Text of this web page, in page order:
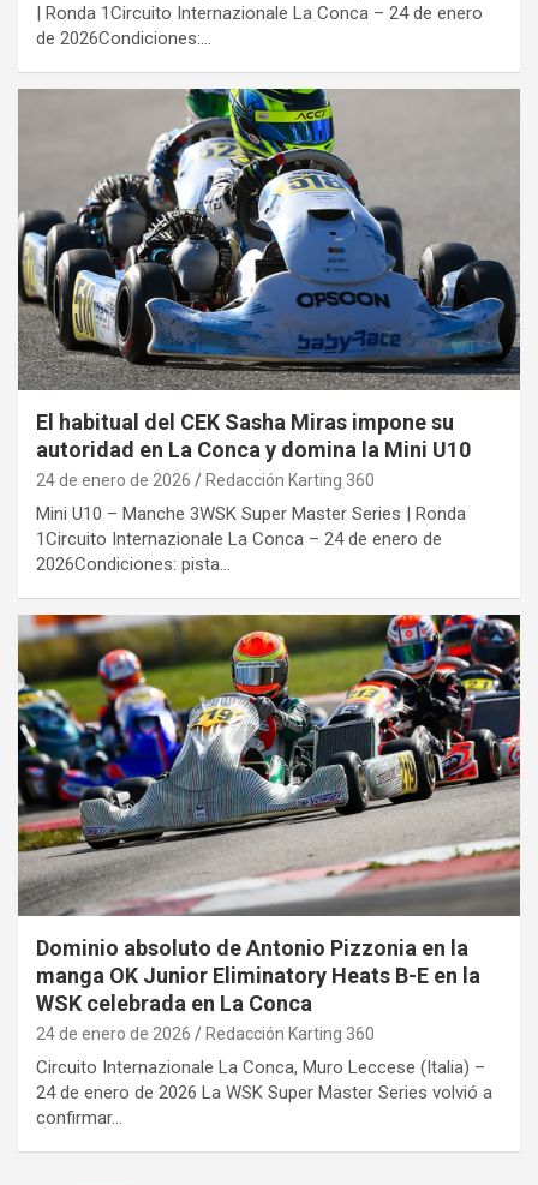
| Ronda 1Circuito Internazionale La Conca – 24 de enero
de 2026Condiciones:…
El habitual del CEK Sasha Miras impone su
autoridad en La Conca y domina la Mini U10
24 de enero de 2026 Redacción Karting 360
Mini U10 – Manche 3WSK Super Master Series | Ronda
1Circuito Internazionale La Conca – 24 de enero de
2026Condiciones: pista…
Dominio absoluto de Antonio Pizzonia en la
manga OK Junior Eliminatory Heats B-E en la
WSK celebrada en La Conca
24 de enero de 2026 Redacción Karting 360
Circuito Internazionale La Conca, Muro Leccese (Italia) –
24 de enero de 2026 La WSK Super Master Series volvió a
confirmar…